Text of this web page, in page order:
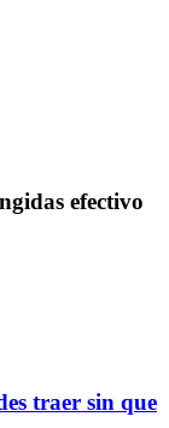
efectivo
traer sin que